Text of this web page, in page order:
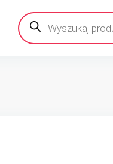
Wyszukiwarka
produktów